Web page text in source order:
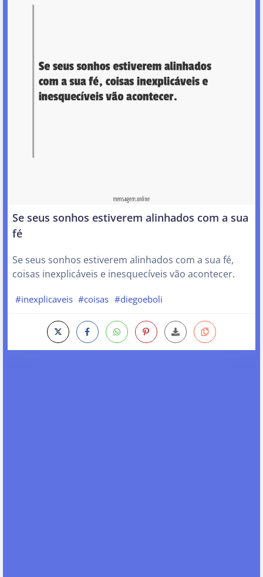
Se seus sonhos estiverem alinhados com a sua
fé
Se seus sonhos estiverem alinhados com a sua fé,
coisas inexplicáveis e inesquecíveis vão acontecer.
#inexplicaveis #coisas #diegoeboli